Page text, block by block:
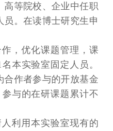
高等院校、企业中任职
。在读博士研究生申
，优化课题管理，课
本实验室固定人员。
合作者参与的开放基金
与的在研课题累计不
利用本实验室现有的